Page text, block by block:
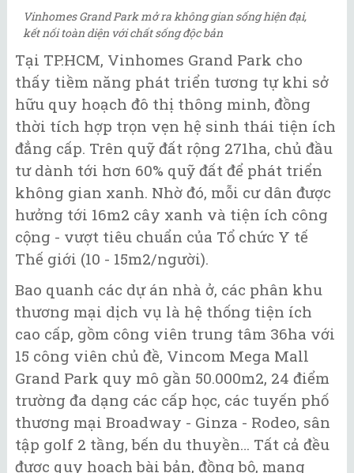
Vinhomes Grand Park mở ra không gian sống hiện đại,
kết nối toàn diện với chất sống độc bản
Tại TP.HCM, Vinhomes Grand Park cho
thấy tiềm năng phát triển tương tự khi sở
hữu quy hoạch đô thị thông minh, đồng
thời tích hợp trọn vẹn hệ sinh thái tiện ích
đẳng cấp. Trên quỹ đất rộng 271ha, chủ đầu
tư dành tới hơn 60% quỹ đất để phát triển
không gian xanh. Nhờ đó, mỗi cư dân được
hưởng tới 16m2 cây xanh và tiện ích công
cộng - vượt tiêu chuẩn của Tổ chức Y tế
Thế giới (10 - 15m2/người).
Bao quanh các dự án nhà ở, các phân khu
thương mại dịch vụ là hệ thống tiện ích
cao cấp, gồm công viên trung tâm 36ha với
15 công viên chủ đề, Vincom Mega Mall
Grand Park quy mô gần 50.000m2, 24 điểm
trường đa dạng các cấp học, các tuyến phố
thương mại Broadway - Ginza - Rodeo, sân
tập golf 2 tầng, bến du thuyền… Tất cả đều
được quy hoạch bài bản, đồng bộ, mang